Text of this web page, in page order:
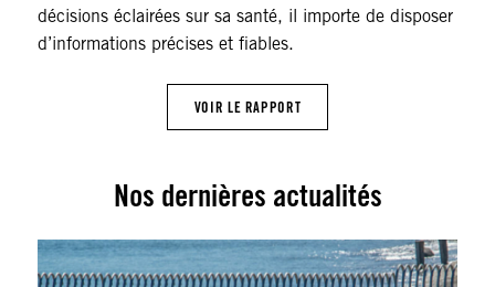
décisions éclairées sur sa santé, il importe de disposer
d’informations précises et fiables.
VOIR LE RAPPORT
Nos dernières actualités